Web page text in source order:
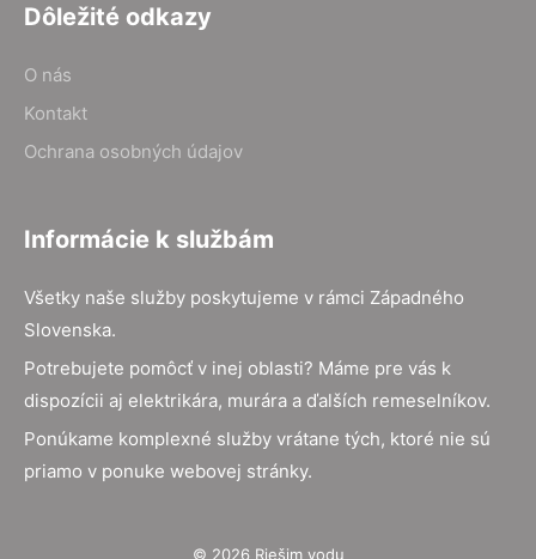
Dôležité odkazy
O nás
Kontakt
Ochrana osobných údajov
Informácie k službám
Všetky naše služby poskytujeme v rámci Západného
Slovenska.
Potrebujete pomôcť v inej oblasti? Máme pre vás k
dispozícii aj elektrikára, murára a ďalších remeselníkov.
Ponúkame komplexné služby vrátane tých, ktoré nie sú
priamo v ponuke webovej stránky.
© 2026 Riešim vodu